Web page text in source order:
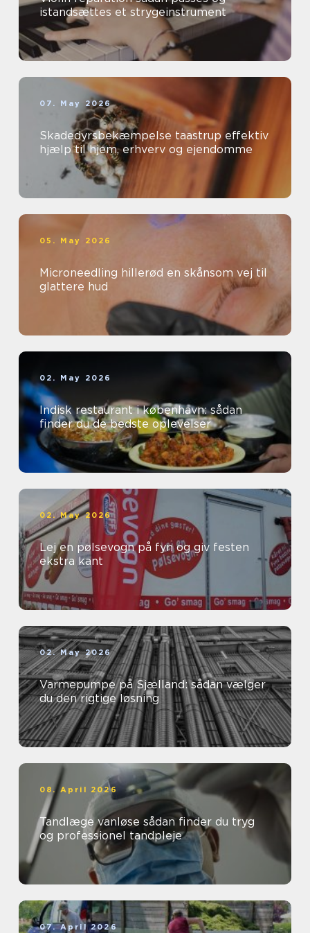
istandsættes et strygeinstrument
07. May 2026
Skadedyrsbekæmpelse taastrup effektiv
hjælp til hjem, erhverv og ejendomme
05. May 2026
Microneedling hillerød en skånsom vej til
glattere hud
02. May 2026
Indisk restaurant i københavn: sådan
finder du de bedste oplevelser
02. May 2026
Lej en pølsevogn på fyn og giv festen
ekstra kant
02. May 2026
Varmepumpe på Sjælland: sådan vælger
du den rigtige løsning
08. April 2026
Tandlæge vanløse sådan finder du tryg
og professionel tandpleje
07. April 2026